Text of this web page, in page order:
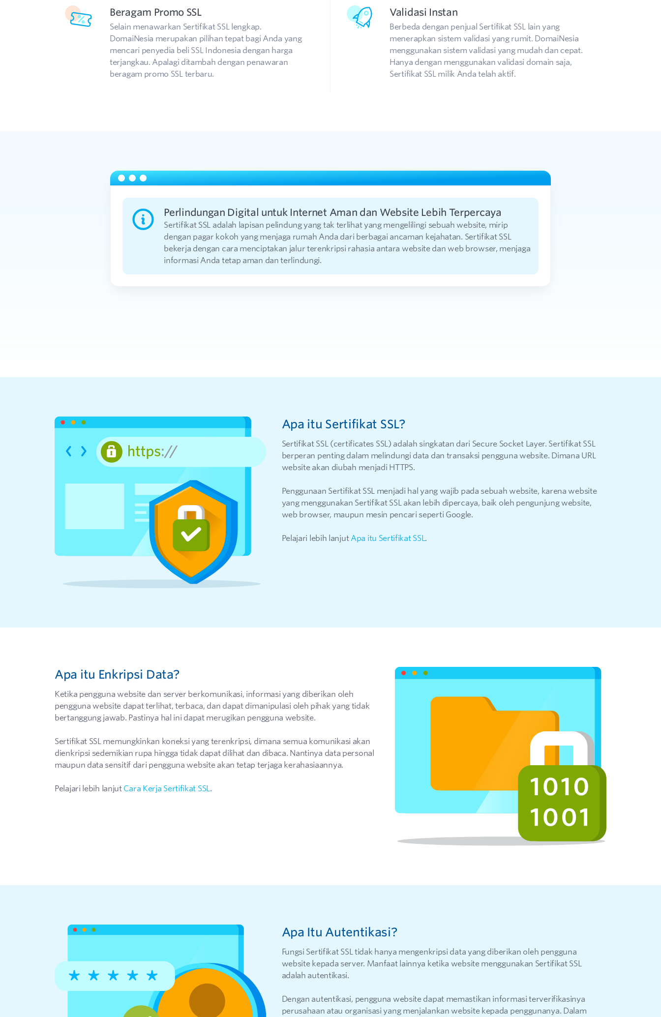
Beragam Promo SSL
Selain menawarkan Sertifikat SSL lengkap.
DomaiNesia merupakan pilihan tepat bagi Anda yang
mencari penyedia beli SSL Indonesia dengan harga
terjangkau. Apalagi ditambah dengan penawaran
beragam promo SSL terbaru.
Validasi Instan
Berbeda dengan penjual Sertifikat SSL lain yang
menerapkan sistem validasi yang rumit. DomaiNesia
menggunakan sistem validasi yang mudah dan cepat.
Hanya dengan menggunakan validasi domain saja,
Sertifikat SSL milik Anda telah aktif.
Perlindungan Digital untuk Internet Aman dan Website Lebih Terpercaya
Sertifikat SSL adalah lapisan pelindung yang tak terlihat yang mengelilingi sebuah website, mirip
dengan pagar kokoh yang menjaga rumah Anda dari berbagai ancaman kejahatan. Sertifikat SSL
bekerja dengan cara menciptakan jalur terenkripsi rahasia antara website dan web browser, menjaga
informasi Anda tetap aman dan terlindungi.
Apa itu Sertifikat SSL?
Sertifikat SSL (certificates SSL) adalah singkatan dari Secure Socket Layer. Sertifikat SSL
berperan penting dalam melindungi data dan transaksi pengguna website. Dimana URL
website akan diubah menjadi HTTPS.
Penggunaan Sertifikat SSL menjadi hal yang wajib pada sebuah website, karena website
yang menggunakan Sertifikat SSL akan lebih dipercaya, baik oleh pengunjung website,
web browser, maupun mesin pencari seperti Google.
Pelajari lebih lanjut Apa itu Sertifikat SSL.
Apa itu Enkripsi Data?
Ketika pengguna website dan server berkomunikasi, informasi yang diberikan oleh
pengguna website dapat terlihat, terbaca, dan dapat dimanipulasi oleh pihak yang tidak
bertanggung jawab. Pastinya hal ini dapat merugikan pengguna website.
Sertifikat SSL memungkinkan koneksi yang terenkripsi, dimana semua komunikasi akan
dienkripsi sedemikian rupa hingga tidak dapat dilihat dan dibaca. Nantinya data personal
maupun data sensitif dari pengguna website akan tetap terjaga kerahasiaannya.
Pelajari lebih lanjut Cara Kerja Sertifikat SSL.
Apa Itu Autentikasi?
Fungsi Sertifikat SSL tidak hanya mengenkripsi data yang diberikan oleh pengguna
website kepada server. Manfaat lainnya ketika website menggunakan Sertifikat SSL
adalah autentikasi.
Dengan autentikasi, pengguna website dapat memastikan informasi terverifikasinya
perusahaan atau organisasi yang menjalankan website kepada penggunanya. Dalam